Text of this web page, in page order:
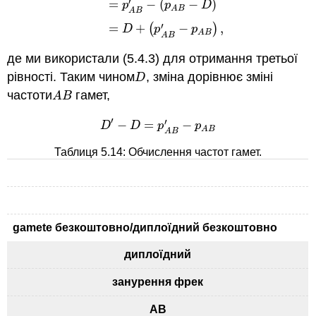
= pAB − (pAB − D)
= D + (p′
AB − pAB ) ,
де ми використали (5.4.3) для отримання третьої
рівності.Таким чиномD
D, зміна дорівнює зміні
частотиAB
AB гамет,
D′ − D = p′
AB − pAB
D′−D=p AB ′− pAB
gamete безкоштовно/диплоїдний безкоштовно
диплоїдний
занурення фрек
AB
Таблиця 5.14: Обчислення частот гамет.